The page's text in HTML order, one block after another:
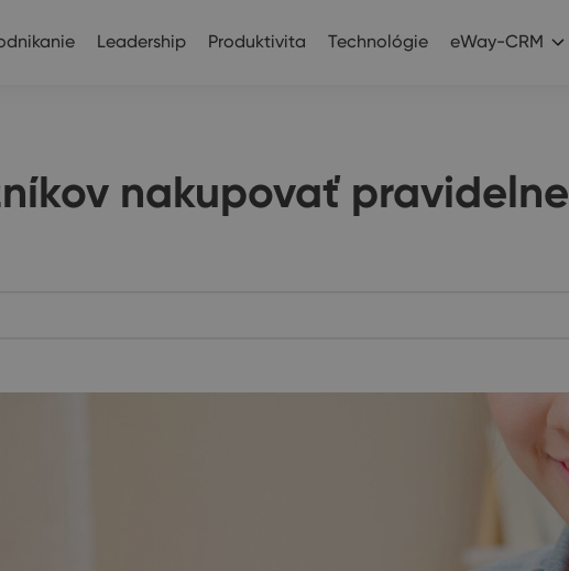
Leadership Produktivita Technológie eWay-CRM
nakupovať pravidelne